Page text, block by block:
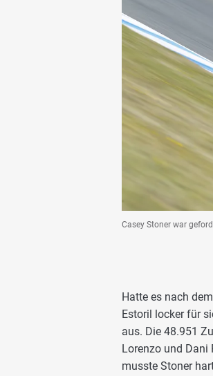
Casey Stoner war
Hatte es nach
Estoril locker für
aus. Die 48.951
Lorenzo und Dani
musste Stoner